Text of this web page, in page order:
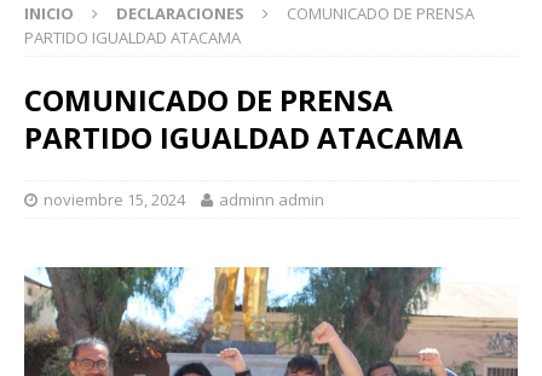
INICIO DECLARACIONES
COMUNICADO DE PRENSA
PARTIDO IGUALDAD ATACAMA
COMUNICADO DE PRENSA
PARTIDO IGUALDAD ATACAMA
noviembre 15, 2024 adminn admin